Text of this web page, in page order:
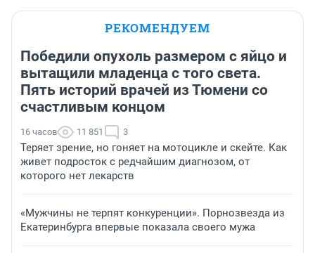
РЕКОМЕНДУЕМ
Победили опухоль размером с яйцо и
вытащили младенца с того света.
Пять историй врачей из Тюмени со
счастливым концом
16 часов 11 851 3
Теряет зрение, но гоняет на мотоцикле и скейте. Как
живет подросток с редчайшим диагнозом, от
которого нет лекарств
«Мужчины не терпят конкуренции». Порнозвезда из
Екатеринбурга впервые показала своего мужа